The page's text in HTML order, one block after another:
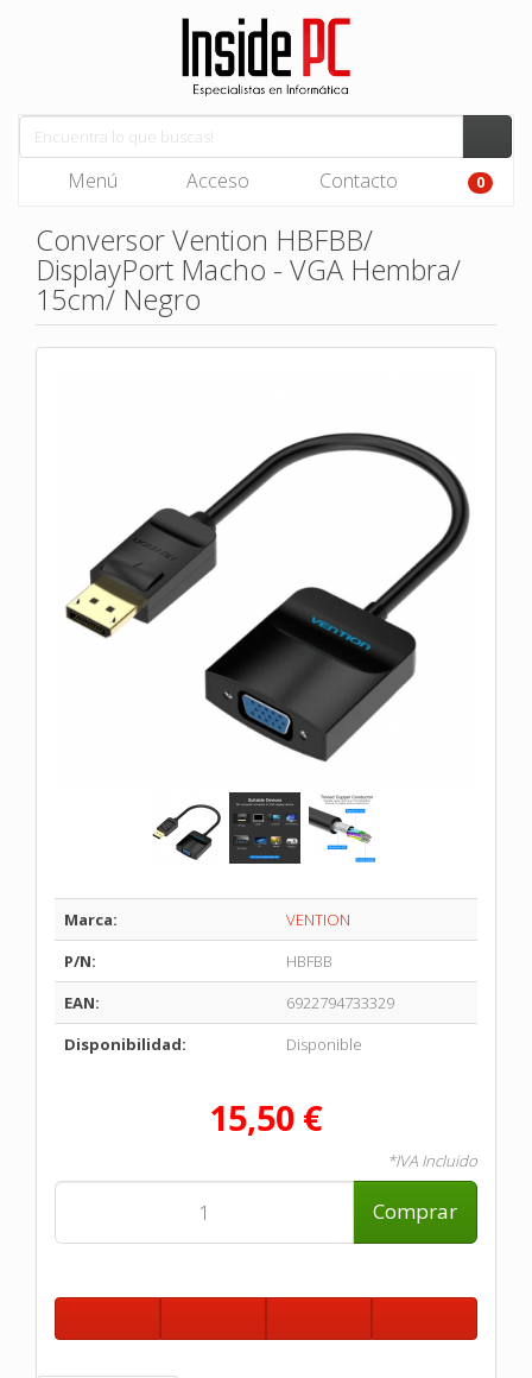
Menú Acceso Contacto 0
Conversor Vention HBFBB/
DisplayPort Macho - VGA Hembra/
15cm/ Negro
Marca:
VENTION
P/N:
HBFBB
EAN:
6922794733329
Disponibilidad:
Disponible
15,50 €
*IVA Incluido
Comprar